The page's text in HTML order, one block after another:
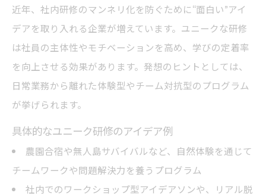
社内研修で成果を出すための準備ステップ
研修プログラム作り方のよくある悩みと解
決策
社員研修内容に実践演習を取り入れる方法
70-20-10ルール活用の育成戦略ポイント
社内研修で70-20-10ルールを導入する意義
70-20-10ルールが人材育成で注目される理由
社内研修とOJTを組み合わせる設計戦略
70-20-10ルールで育成効果を高める方法
近年、社内研修のマンネリ化を防ぐために“面白い”アイ
デアを取り入れる企業が増えています。ユニークな研修
は社員の主体性やモチベーションを高め、学びの定着率
を向上させる効果があります。発想のヒントとしては、
日常業務から離れた体験型やチーム対抗型のプログラム
が挙げられます。
具体的なユニーク研修のアイデア例
農園合宿や無人島サバイバルなど、自然体験を通じて
チームワークや問題解決力を養うプログラム
社内でのワークショップ型アイデアソンや、リアル脱